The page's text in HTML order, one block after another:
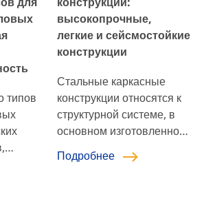
типов
высокопрочные,
легкие и сейсмостойкие
конструкции
Стальные каркасные
конструкции относятся к
структурной системе, в
основном изготовленной
такими методами, как
Подробнее